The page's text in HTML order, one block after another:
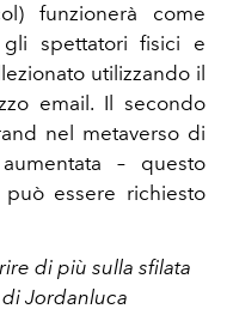
funzionerà come
spettatori fisici e
utilizzando il
email. Il secondo
nel metaverso di
– questo
essere richiesto
di più sulla sfilata
Jordanluca